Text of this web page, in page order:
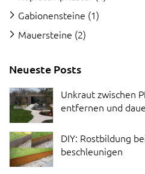
Gabionensteine (1)
Mauersteine (2)
Neueste Posts
Unkraut zwischen
entfernen und
DIY: Rostbildung
beschleunigen